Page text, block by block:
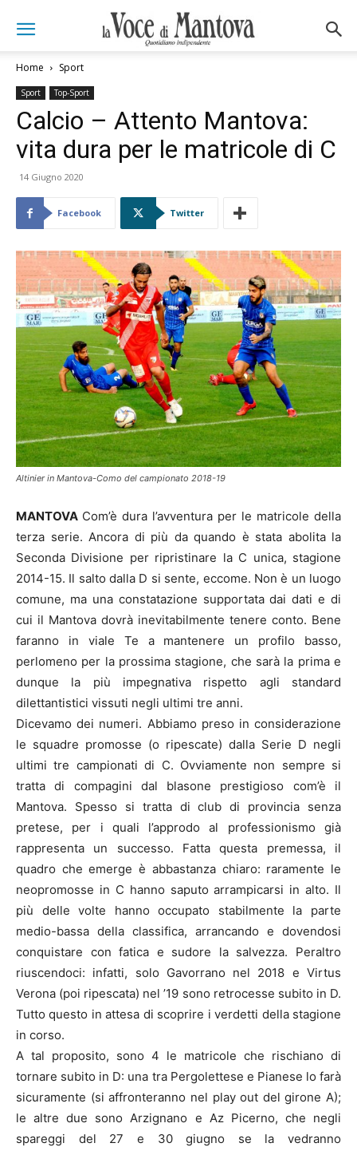
Home Sport
Sport Top-Sport
Calcio – Attento Mantova:
vita dura per le matricole di C
14 Giugno 2020
Facebook Twitter
Altinier in Mantova-Como del campionato 2018-19
MANTOVA Com’è dura l’avventura per le matricole della
terza serie. Ancora di più da quando è stata abolita la
Seconda Divisione per ripristinare la C unica, stagione
2014-15. Il salto dalla D si sente, eccome. Non è un luogo
comune, ma una constatazione supportata dai dati e di
cui il Mantova dovrà inevitabilmente tenere conto. Bene
faranno in viale Te a mantenere un profilo basso,
perlomeno per la prossima stagione, che sarà la prima e
dunque la più impegnativa rispetto agli standard
dilettantistici vissuti negli ultimi tre anni.
Dicevamo dei numeri. Abbiamo preso in considerazione
le squadre promosse (o ripescate) dalla Serie D negli
ultimi tre campionati di C. Ovviamente non sempre si
tratta di compagini dal blasone prestigioso com’è il
Mantova. Spesso si tratta di club di provincia senza
pretese, per i quali l’approdo al professionismo già
rappresenta un successo. Fatta questa premessa, il
quadro che emerge è abbastanza chiaro: raramente le
neopromosse in C hanno saputo arrampicarsi in alto. Il
più delle volte hanno occupato stabilmente la parte
medio-bassa della classifica, arrancando e dovendosi
conquistare con fatica e sudore la salvezza. Peraltro
riuscendoci: infatti, solo Gavorrano nel 2018 e Virtus
Verona (poi ripescata) nel ’19 sono retrocesse subito in D.
Tutto questo in attesa di scoprire i verdetti della stagione
in corso.
A tal proposito, sono 4 le matricole che rischiano di
tornare subito in D: una tra Pergolettese e Pianese lo farà
sicuramente (si affronteranno nel play out del girone A);
le altre due sono Arzignano e Az Picerno, che negli
spareggi del 27 e 30 giugno se la vedranno